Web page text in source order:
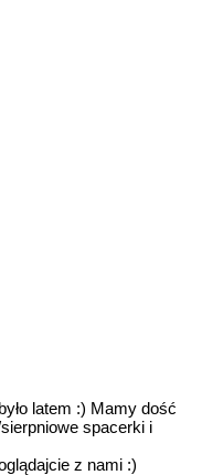
latem :) Mamy dość
spacerki i
z nami :)